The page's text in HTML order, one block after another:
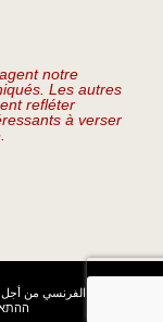
notre
Les autres
refléter
à verser
الاتّحاد اليهودي الفرنسي من